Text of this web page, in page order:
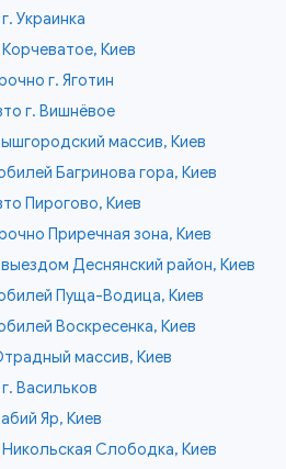
Украинка
Киев
г. Яготин
г. Вишнёвое
массив, Киев
Багринова гора, Киев
Пирогово, Киев
Приречная зона, Киев
Деснянский район, Киев
Пуща-Водица, Киев
Воскресенка, Киев
массив, Киев
Васильков
Яр, Киев
Слободка, Киев